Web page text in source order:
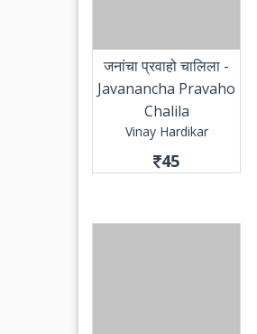
जनांचा प्रवाहो चालिला -
Javanancha Pravaho
Chalila
Vinay Hardikar
45